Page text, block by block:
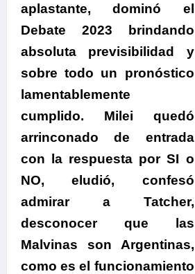
aplastante, dominó el
Debate 2023 brindando
absoluta previsibilidad y
sobre todo un pronóstico
lamentablemente
cumplido. Milei quedó
arrinconado de entrada
con la respuesta por SI o
NO, eludió, confesó
admirar a Tatcher,
desconocer que las
Malvinas son Argentinas,
como es el funcionamiento